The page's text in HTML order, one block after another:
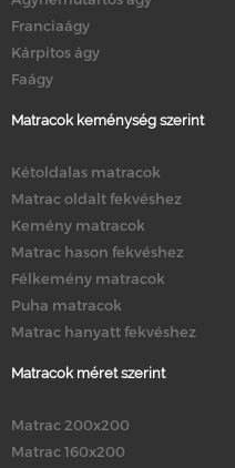
Franciaágy
Kárpitos ágy
Faágy
Matracok keménység szerint
Kétoldalas matracok
Matrac oldalt fekvéshez
Kemény matracok
Matrac hason fekvéshez
Félkemény matracok
Puha matracok
Matrac hanyatt fekvéshez
Matracok méret szerint
Matrac 200x200
Matrac 160x200